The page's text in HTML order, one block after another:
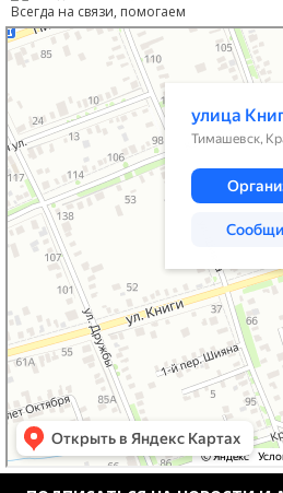
Введите код с картинки: *
Я даю согласие на обработку
ОПУБЛИКОВАТЬ
Всегда на связи, помогаем
Тимашевск
Улица Книги, 27 — Яндекс Карты